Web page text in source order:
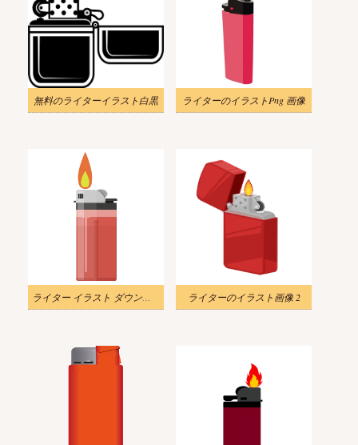
無料のライターイラスト白黒 ライターのイラストPng 画像
ライター イラスト ダウンロード ライターのイラスト画像 2